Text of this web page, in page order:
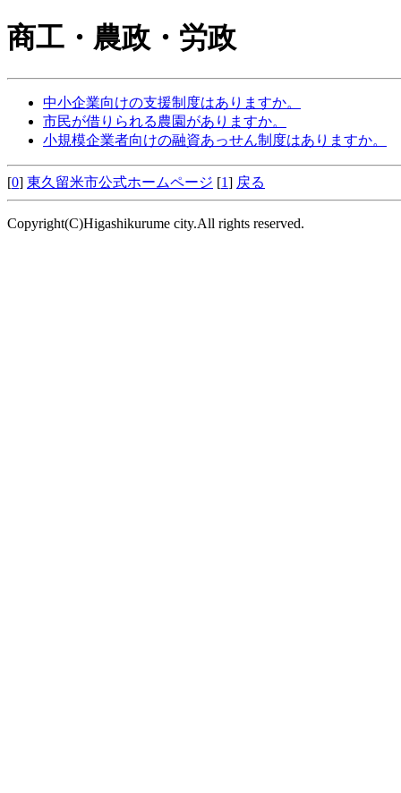
商工・農政・労政
中小企業向けの支援制度はありますか。
市民が借りられる農園がありますか。
小規模企業者向けの融資あっせん制度はありますか。
[0] 東久留米市公式ホームページ [1] 戻る
Copyright(C)Higashikurume city.All rights reserved.